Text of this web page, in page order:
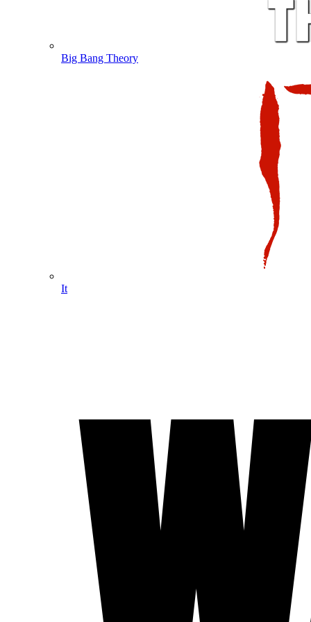
Big Bang Theory
It